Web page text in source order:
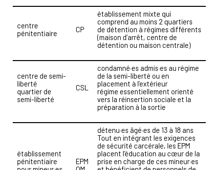
centre
pénitentiaire
CP
établissement mixte qui
comprend au moins 2 quartiers
de détention à régimes différents
(maison d’arrêt, centre de
détention ou maison centrale)
centre de semi-
liberté
quartier de
semi-liberté
CSL
condamné·es admis·es au régime
de la semi-liberté ou en
placement à l’extérieur
régime essentiellement orienté
vers la réinsertion sociale et la
préparation à la sortie
établissement
pénitentiaire
EPM
détenu·es âgé·es de 13 à 18 ans
Tout en intégrant les exigences
de sécurité carcérale, les EPM
placent l’éducation au cœur de la
prise en charge de ces mineur·es